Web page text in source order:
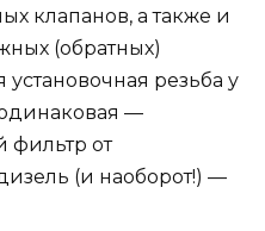
клапанов, а также и
(обратных)
резьба у
—
фильтр от
(и наоборот!) —